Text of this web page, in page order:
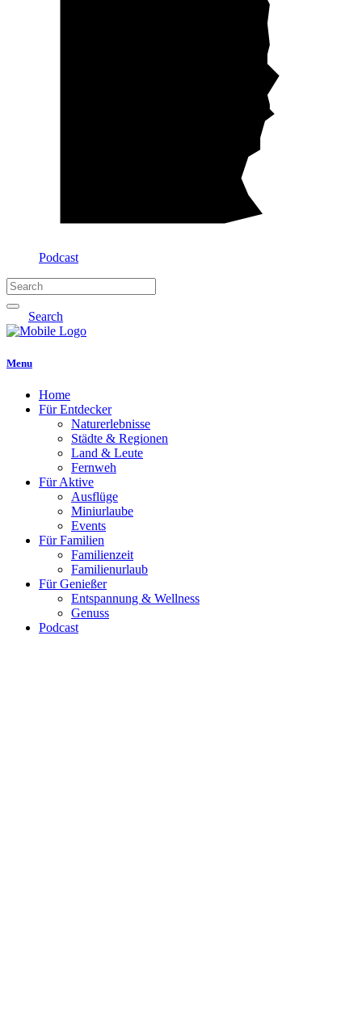
Podcast
Search
Menu
Home
Für Entdecker
Naturerlebnisse
Städte & Regionen
Land & Leute
Fernweh
Für Aktive
Ausflüge
Miniurlaube
Events
Für Familien
Familienzeit
Familienurlaub
Für Genießer
Entspannung & Wellness
Genuss
Podcast